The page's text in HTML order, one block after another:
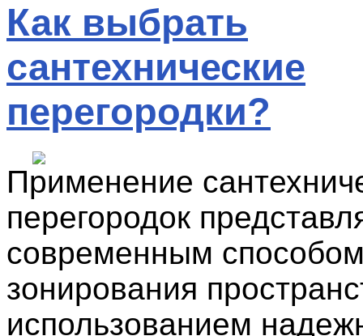
Как выбрать
сантехнические
перегородки?
Применение
перегородок
современным
зонирования
использованием